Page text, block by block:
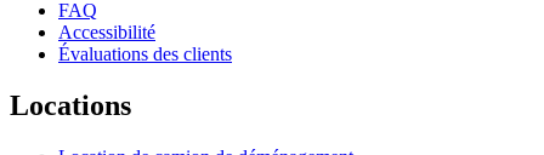
FAQ
Accessibilité
Évaluations des clients
Locations